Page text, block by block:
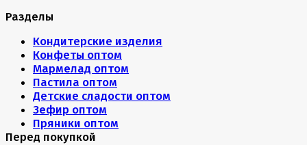
Разделы
Кондитерские изделия
Конфеты оптом
Мармелад оптом
Пастила оптом
Детские сладости оптом
Зефир оптом
Пряники оптом
Перед покупкой